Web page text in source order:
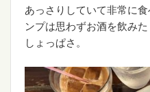
あっさりしていて非常に
ンプは思わずお酒を飲み
しょっぱさ。